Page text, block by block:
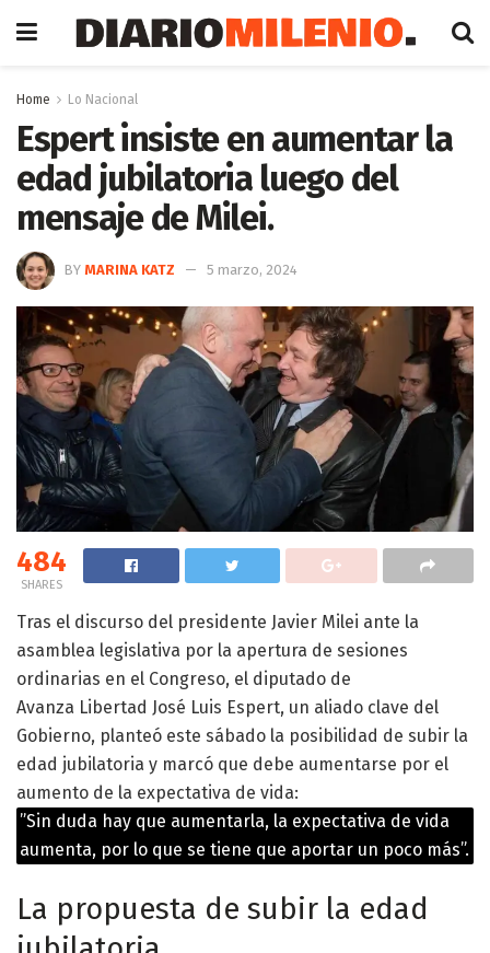
Home Lo Nacional
Espert insiste en aumentar la
edad jubilatoria luego del
mensaje de Milei.
BY MARINA KATZ 5 marzo, 2024
484
SHARES
Tras el discurso del presidente Javier Milei ante la
asamblea legislativa por la apertura de sesiones
ordinarias en el Congreso, el diputado de
Avanza Libertad José Luis Espert, un aliado clave del
Gobierno, planteó este sábado la posibilidad de subir la
edad jubilatoria y marcó que debe aumentarse por el
aumento de la expectativa de vida:
”Sin duda hay que aumentarla, la expectativa de vida
aumenta, por lo que se tiene que aportar un poco más”.
La propuesta de subir la edad